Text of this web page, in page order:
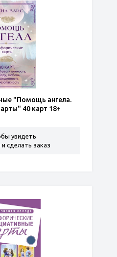
"Помощь ангела.
40 карт 18+
увидеть
сделать заказ